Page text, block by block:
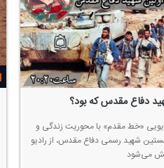
دفاع مقدس كه بود؟
«خط مقدم» با محوریت زندگی و
شهید رسمی دفاع مقدس، از رادیو
می‌شود